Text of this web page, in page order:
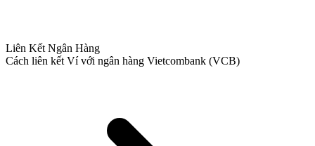
Liên Kết Ngân Hàng
Cách liên kết Ví với ngân hàng Vietcombank (VCB)